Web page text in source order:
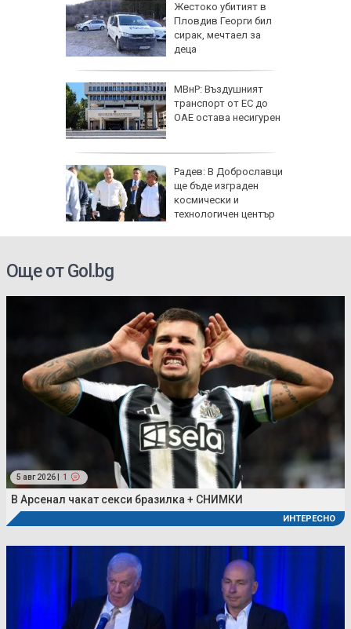
Жестоко убитият в
Пловдив Георги бил
сирак, мечтаел за
деца
МВнР: Въздушният
транспорт от ЕС до
ОАЕ остава несигурен
Радев: В Доброславци
ще бъде изграден
космически и
технологичен център
Още от Gol.bg
5 авг 2026 | 1
В Арсенал чакат секси бразилка + СНИМКИ
ИНТЕРЕСНО